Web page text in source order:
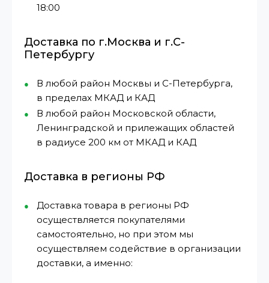
18:00
Доставка по г.Москва и г.С-
Петербургу
В любой район Москвы и С-Петербурга,
в пределах МКАД и КАД
В любой район Московской области,
Ленинградской и прилежащих областей
в радиусе 200 км от МКАД и КАД
Доставка в регионы РФ
Доставка товара в регионы РФ
осуществляется покупателями
самостоятельно, но при этом мы
осуществляем содействие в организации
доставки, а именно: